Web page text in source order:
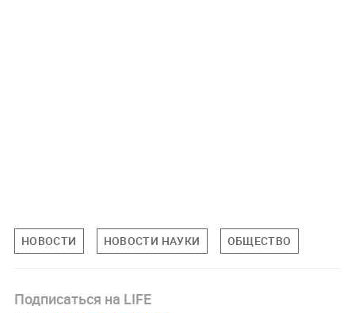
НОВОСТИ НОВОСТИ НАУКИ ОБЩЕСТВО
Подписаться на LIFE